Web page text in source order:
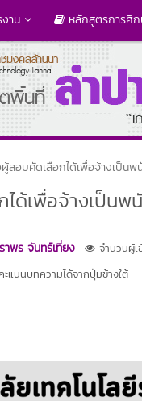
าน หลักสูตรการศึ
สอบคัดเลือกได้เพื่อจ้างเป็น
ด้เพื่อจ้างเป็น
าพร จันทร์เที่ยง
จำนวนผู้เ
ะแนนบทความได้จากปุ่มข้างใต้